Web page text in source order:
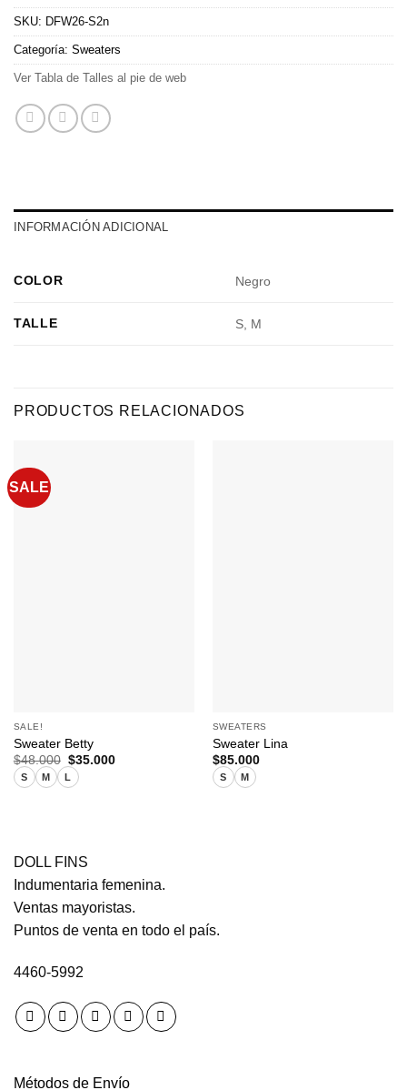
SKU: DFW26-S2n
Categoría: Sweaters
Ver Tabla de Talles al pie de web
INFORMACIÓN ADICIONAL
COLOR Negro
TALLE S, M
PRODUCTOS RELACIONADOS
SALE
SALE!
Sweater Betty
$48.000 El
precio
original
$35.000El
S M L
SWEATERS
Sweater Lina
$85.000
S M
DOLL FINS
Indumentaria femenina.
Ventas mayoristas.
Puntos de venta en todo el país.
4460-5992
Métodos de Envío